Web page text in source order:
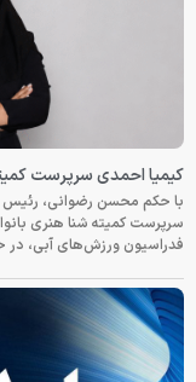
کیمیا احمدی سرپرست
با حکم محسن رضوانی، رئیس
سرپرست کمیته شنا هنری
فدراسیون ورزش‌های آبی، در